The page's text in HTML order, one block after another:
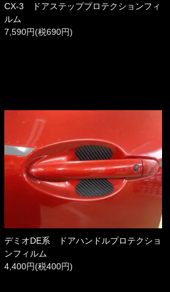
CX-3 ドアステッププロテクションフィ
ルム
7,590円(税690円)
デミオDE系 ドアハンドルプロテクショ
ンフィルム
4,400円(税400円)